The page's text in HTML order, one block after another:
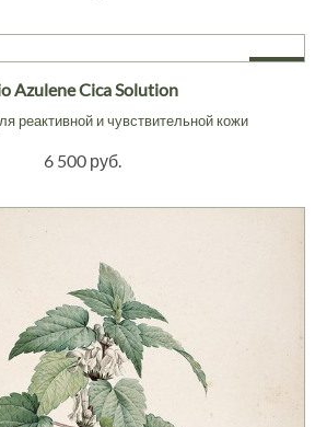
Azulene Cica Solution
реактивной и чувствительной кожи
6 500 руб.